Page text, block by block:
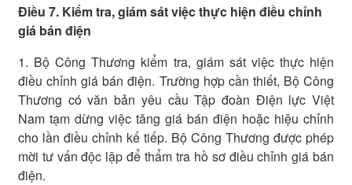
Điều 7. Kiểm tra, giám sát việc thực hiện điều chỉnh
giá bán điện
1. Bộ Công Thương kiểm tra, giám sát việc thực hiện
điều chỉnh giá bán điện. Trường hợp cần thiết, Bộ Công
Thương có văn bản yêu cầu Tập đoàn Điện lực Việt
Nam tạm dừng việc tăng giá bán điện hoặc hiệu chỉnh
cho lần điều chỉnh kế tiếp. Bộ Công Thương được phép
mời tư vấn độc lập để thẩm tra hồ sơ điều chỉnh giá bán
điện.